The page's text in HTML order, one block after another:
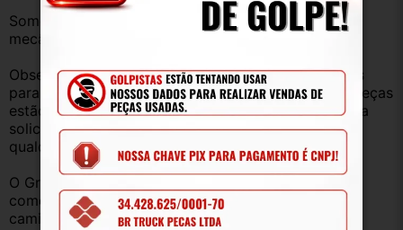
Somos uma empresa com amplo estoque de peças
mecânica, lataria, acessórios, entre outros.
Observação: Considerando que recebemos veículos
para retirada de peças diariamente, nem todas as peças
estão anunciadas, desta forma, fique à vontade para
solicitar qualquer peça, de qualquer veículo, em
qualquer um de nossos anúncios.
O Grupo Br Truck Peças está há 25 anos
comercializando peças para caminhões, vans,
caminhonetes, automóveis e utilitários. Todas com